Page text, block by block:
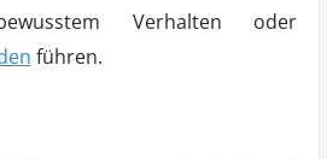
Verhalten oder
führen.